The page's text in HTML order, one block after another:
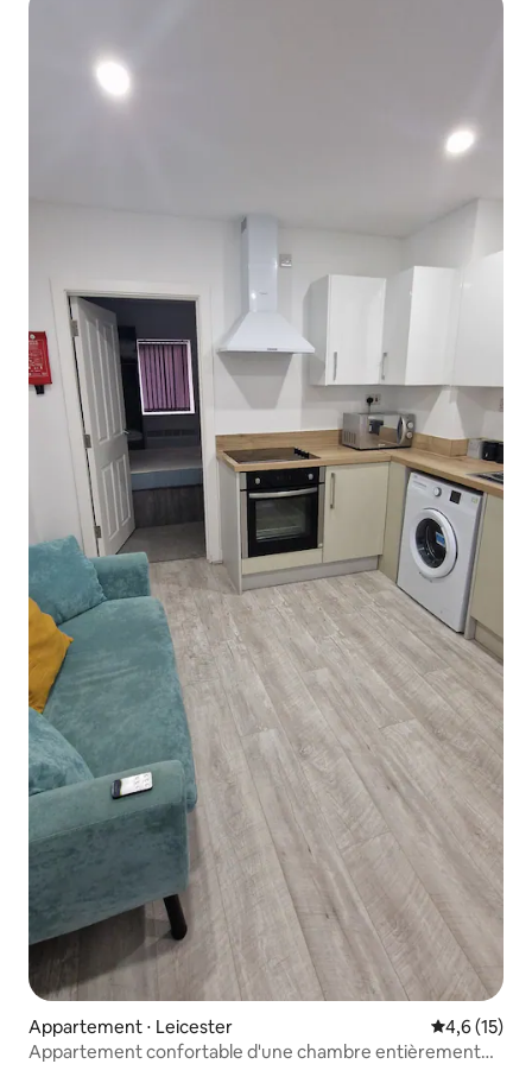
Appartement ⋅ Leicester Évaluation
4,6 (15)
Appartement confortable d'une chambre entièrement